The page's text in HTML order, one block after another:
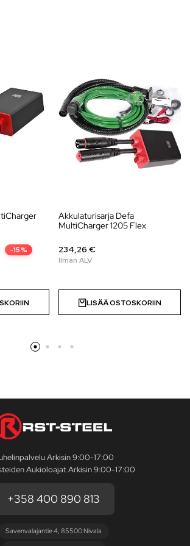
-15%
Akkulaturisarja Defa
MultiCharger 1205 Flex
234,26 €
LISÄÄ OSTOSKORIIN
Arkisin 9:00-17:00
Aukioloajat Arkisin 9:00-17:00
+358 400 890 813
Savenvalajantie 4, 85500 Nivala